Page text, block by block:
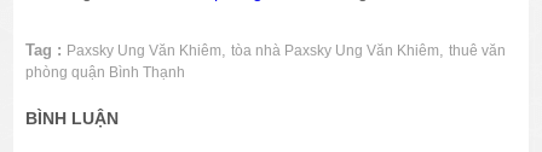
Tag : Paxsky Ung Văn Khiêm,tòa nhà Paxsky Ung Văn Khiêm,thuê văn
phòng quận Bình Thạnh
BÌNH LUẬN